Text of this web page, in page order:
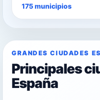
175 municipios
GRANDES CIUDADES
Principales
España